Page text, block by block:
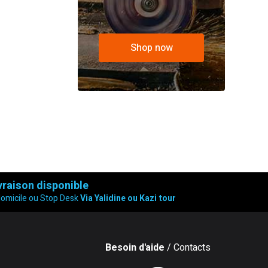
Shop now
disponible
ou Stop DeskVia Yalidine ou Kazi tour
Besoin d'aide / Contacts